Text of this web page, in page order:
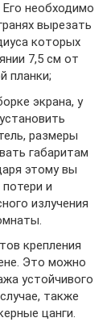
необходимо
вырезать
которых
7,5 см от
планки;
экрана, у
размеры
габаритам
этому вы
и
излучения
крепления
Это можно
устойчивого
также
цанги.